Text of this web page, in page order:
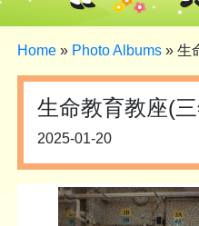
Home » Photo Albums » 生
生命教育教座(
2025-01-20